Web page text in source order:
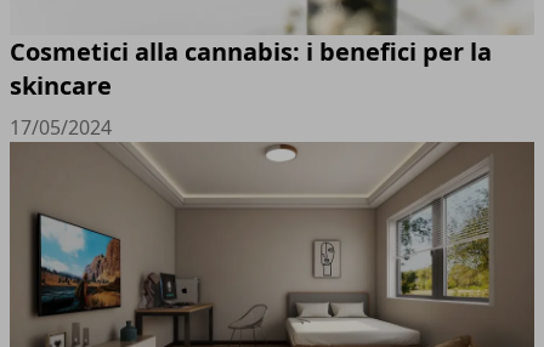
Cosmetici alla cannabis: i benefici per la
skincare
17/05/2024